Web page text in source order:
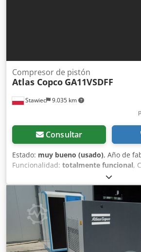
Stawiec 9.035 km
Compresor de pistón
Atlas Copco GA11VSDFF
Consultar
Estado: muy bueno (usado), Año de
Funcionalidad: totalmente funcional,
tornillo ATLAS COPCO GA11VSDFF –
de frecuencia, secador en el depósito
Datos técnicos: Cjdpfxeyt Hvqs Ahuorf
m3/min; Motor de 11 kW; Presión
2008 Horas de trabajo: 8.161 h!!!
17.835 PLN bruto Compresor
para trabajar, con garantía Ofrecemos
Enlace al vídeo a continuación.